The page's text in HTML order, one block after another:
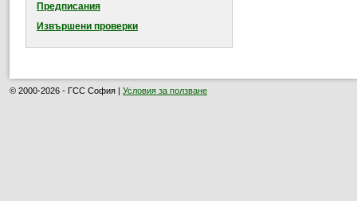
Предписания
Извършени проверки
© 2000-2026 - ГСС София | Условия за ползване